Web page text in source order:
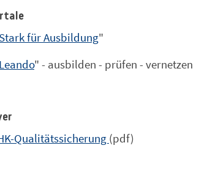
Stark für Ausbildung"
Leando" - ausbilden - prüfen - vernetzen
Qualitätssicherung (pdf)